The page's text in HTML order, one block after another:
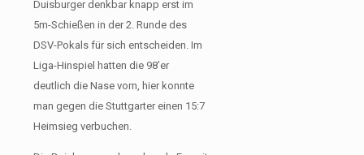
Duisburger denkbar knapp erst im
5m-Schießen in der 2. Runde des
DSV-Pokals für sich entscheiden. Im
Liga-Hinspiel hatten die 98’er
deutlich die Nase vorn, hier konnte
man gegen die Stuttgarter einen 15:7
Heimsieg verbuchen.